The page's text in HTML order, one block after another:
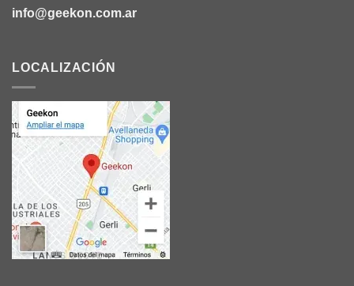
info@geekon.com.ar
LOCALIZACIÓN